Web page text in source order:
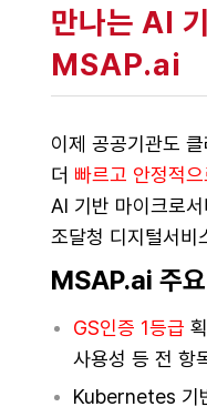
만나는 AI
MSAP.ai
이제 공공기관도
더 빠르고 안정적
AI 기반 마이크로
조달청 디지털서비
MSAP.ai 주
GS인증 1등급
사용성 등 전 항
Kubernetes 기